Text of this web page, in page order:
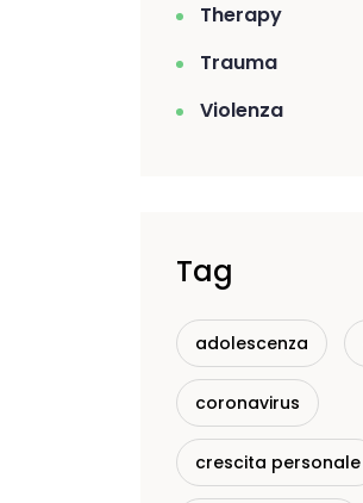
Therapy
Trauma
Violenza
Tag
adolescenza
coronavirus
crescita personale